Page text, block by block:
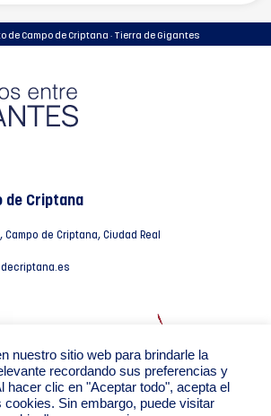
de Campo de Criptana · Tierra de Gigantes
de Criptana
Campo de Criptana, Ciudad Real
nuestro sitio web para brindarle la
recordando sus preferencias y
hacer clic en "Aceptar todo", acepta el
cookies. Sin embargo, puede visitar